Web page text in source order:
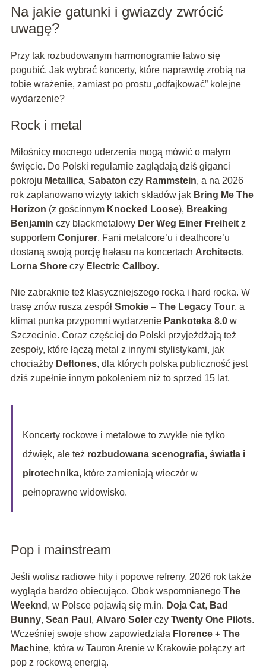
Na jakie gatunki i gwiazdy zwrócić
uwagę?
Przy tak rozbudowanym harmonogramie łatwo się
pogubić. Jak wybrać koncerty, które naprawdę zrobią na
tobie wrażenie, zamiast po prostu „odfajkować” kolejne
wydarzenie?
Rock i metal
Miłośnicy mocnego uderzenia mogą mówić o małym
święcie. Do Polski regularnie zaglądają dziś giganci
pokroju Metallica, Sabaton czy Rammstein, a na 2026
rok zaplanowano wizyty takich składów jak Bring Me The
Horizon (z gościnnym Knocked Loose), Breaking
Benjamin czy blackmetalowy Der Weg Einer Freiheitz
supportem Conjurer. Fani metalcore’u i deathcore’u
dostaną swoją porcję hałasu na koncertach Architects,
Lorna Shoreczy Electric Callboy.
Nie zabraknie też klasyczniejszego rocka i hard rocka. W
trasę znów rusza zespół Smokie – The Legacy Tour, a
klimat punka przypomni wydarzenie Pankoteka 8.0w
Szczecinie. Coraz częściej do Polski przyjeżdżają też
zespoły, które łączą metal z innymi stylistykami, jak
chociażby Deftones, dla których polska publiczność jest
dziś zupełnie innym pokoleniem niż to sprzed 15 lat.
Koncerty rockowe i metalowe to zwykle nie tylko
dźwięk, ale też rozbudowana scenografia, światła i
pirotechnika, które zamieniają wieczór w
pełnoprawne widowisko.
Pop i mainstream
Jeśli wolisz radiowe hity i popowe refreny, 2026 rok także
wygląda bardzo obiecująco. Obok wspomnianego The
Weeknd , w Polsce pojawią się m.in. Doja Cat, Bad
Bunny, Sean Paul , Alvaro Solerczy Twenty One Pilots.
Wcześniej swoje show zapowiedziała Florence + The
Machine, która w Tauron Arenie w Krakowie połączy art
pop z rockową energią.